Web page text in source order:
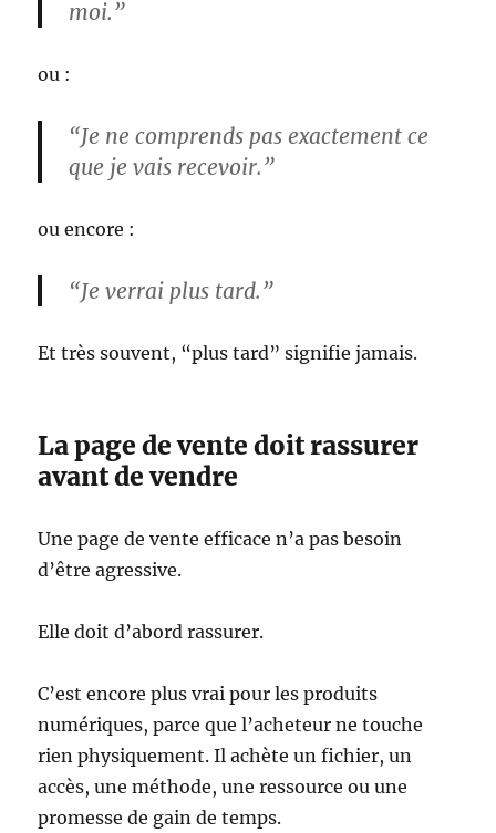
moi.”
ou :
“Je ne comprends pas exactement ce
que je vais recevoir.”
ou encore :
“Je verrai plus tard.”
Et très souvent, “plus tard” signifie jamais.
La page de vente doit rassurer
avant de vendre
Une page de vente efficace n’a pas besoin
d’être agressive.
Elle doit d’abord rassurer.
C’est encore plus vrai pour les produits
numériques, parce que l’acheteur ne touche
rien physiquement. Il achète un fichier, un
accès, une méthode, une ressource ou une
promesse de gain de temps.